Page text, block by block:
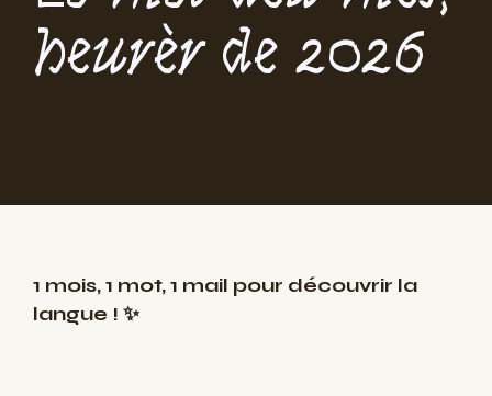
heurèr de 2026
1 mois, 1 mot, 1 mail pour découvrir la
langue ! ✨​